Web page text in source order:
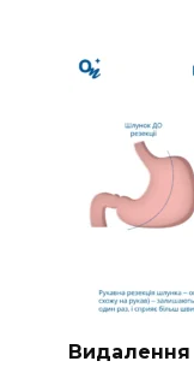
Видалення